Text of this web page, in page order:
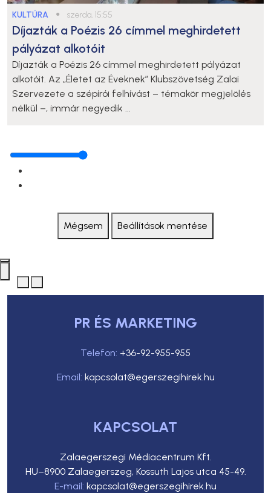
KULTÚRA ● szerda, 15:55
Díjazták a Poézis 26 címmel meghirdetett
pályázat alkotóit
Díjazták a Poézis 26 címmel meghirdetett pályázat
alkotóit. Az „Életet az Éveknek” Klubszövetség Zalai
Szervezete a szépírói felhívást – témakör megjelölés
nélkül –, immár negyedik ...
Mégsem Beállítások mentése
PR ÉS MARKETING
Telefon: +36-92-955-955
Email: kapcsolat@egerszegihirek.hu
KAPCSOLAT
Zalaegerszegi Médiacentrum Kft.
HU–8900 Zalaegerszeg, Kossuth Lajos utca 45-49.
E-mail: kapcsolat@egerszegihirek.hu